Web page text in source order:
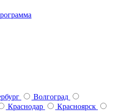
Волгоград
Краснодар
Красноярск